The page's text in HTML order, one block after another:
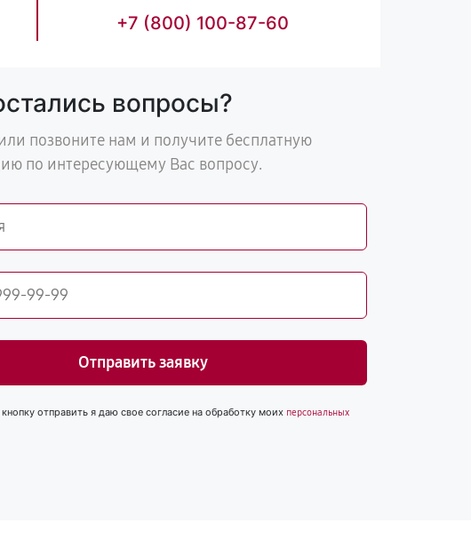
+7 (800) 100-87-60
вопросы?
позвоните нам и получите бесплатную
по интересующему Вас вопросу.
Отправить заявку
отправить я даю свое согласие на обработку моих персональных